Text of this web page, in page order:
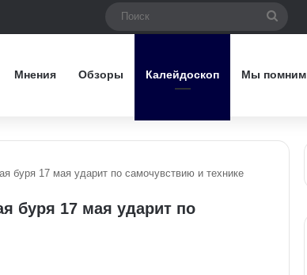
Мнения Обзоры Калейдоскоп Мы помним
буря 17 мая ударит по самочувствию и технике
буря 17 мая ударит по